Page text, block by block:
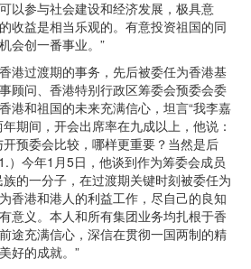
以参与社会建设和经济发展，极具意
收益是相当乐观的。有意投资祖国的同
会创一番事业。”
过渡期的事务，先后被委任为香港基
顾问、香港特别行政区筹委会预委会委
港和祖国的未来充满信心，坦言“我李嘉
期间，开会出席率在九成以上，他说：
预委会比较，哪样更重要？当然是后
）今年1月5日，他谈到作为筹委会成员
的一分子，在过渡期关键时刻被委任为
香港和港人的利益工作，尽自己的良知
意义。本人和所有集团业务均扎根于香
途充满信心，深信在贯彻一国两制的精
好的成就。”